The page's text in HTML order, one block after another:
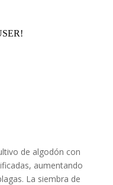
de algodón con
aumentando
La siembra de